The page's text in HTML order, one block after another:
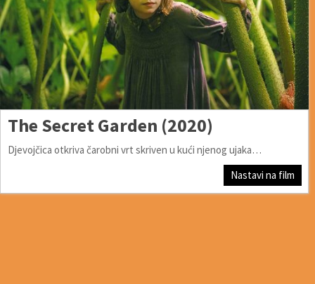
The Secret Garden (2020)
Djevojčica otkriva čarobni vrt skriven u kući njenog ujaka…
Nastavi na film